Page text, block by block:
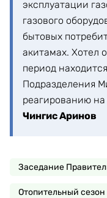
эксплуатации
газового
бытовых
акитамах. Хотел
период
Подразделения
реагированию
Чингис Аринов
Заседание
Отопительный сезон